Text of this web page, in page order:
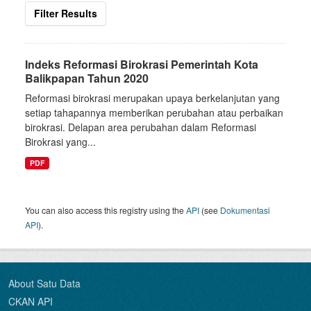
Filter Results
Indeks Reformasi Birokrasi Pemerintah Kota
Balikpapan Tahun 2020
Reformasi birokrasi merupakan upaya berkelanjutan yang
setiap tahapannya memberikan perubahan atau perbaikan
birokrasi. Delapan area perubahan dalam Reformasi
Birokrasi yang...
PDF
You can also access this registry using theAPI (see Dokumentasi
API).
About Satu Data
CKAN API